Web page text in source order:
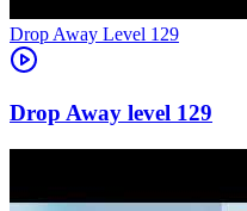
Level 129
129